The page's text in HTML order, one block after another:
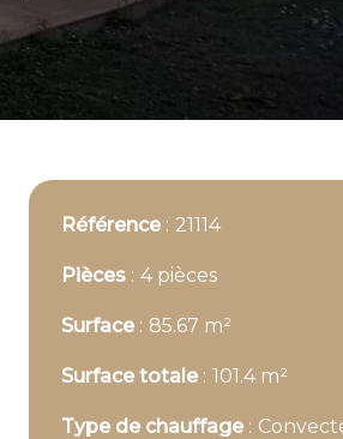
Référence 21114
Pièces 4 pièces
Surface 85.67 m²
Surface totale 101.4 m²
Type de chauffage